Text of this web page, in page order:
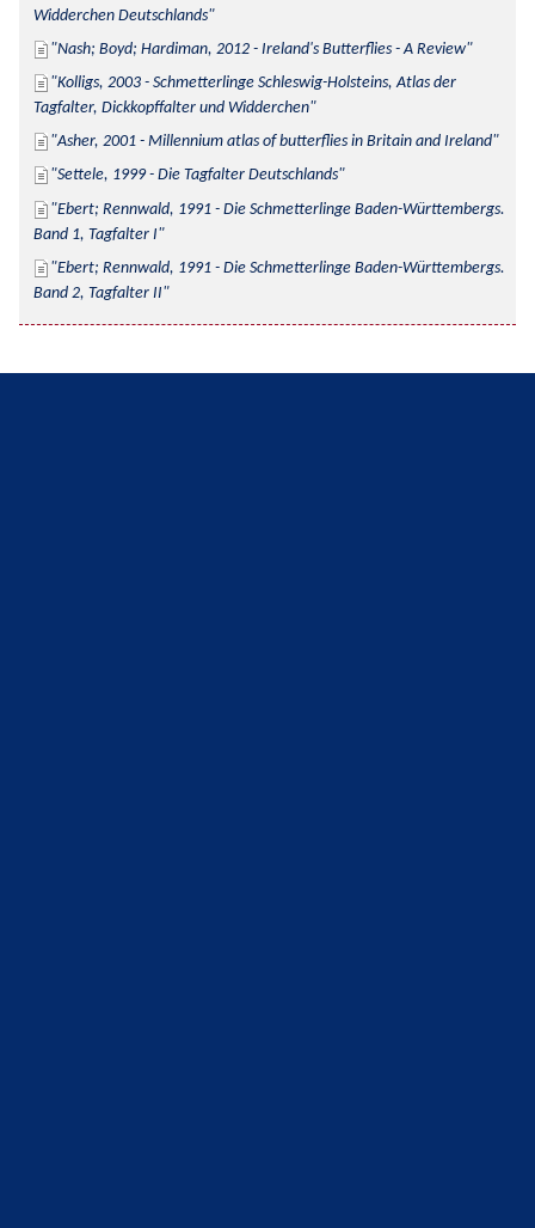
Widderchen Deutschlands
Nash; Boyd; Hardiman, 2012 - Ireland's Butterflies - A Review
Kolligs, 2003 - Schmetterlinge Schleswig-Holsteins, Atlas der
Tagfalter, Dickkopffalter und Widderchen
Asher, 2001 - Millennium atlas of butterflies in Britain and Ireland
Settele, 1999 - Die Tagfalter Deutschlands
Ebert; Rennwald, 1991 - Die Schmetterlinge Baden-Württembergs.
Band 1, Tagfalter I
Ebert; Rennwald, 1991 - Die Schmetterlinge Baden-Württembergs.
Band 2, Tagfalter II